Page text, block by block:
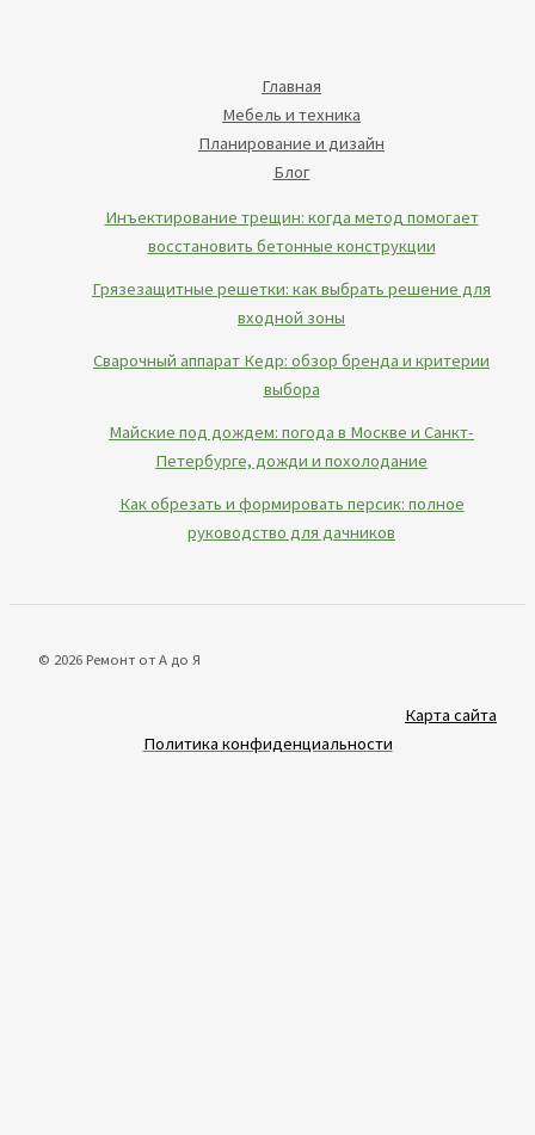
Главная
Мебель и техника
Планирование и дизайн
Блог
Инъектирование трещин: когда метод помогает
восстановить бетонные конструкции
Грязезащитные решетки: как выбрать решение для
входной зоны
Сварочный аппарат Кедр: обзор бренда и критерии
выбора
Майские под дождем: погода в Москве и Санкт-
Петербурге, дожди и похолодание
Как обрезать и формировать персик: полное
руководство для дачников
© 2026 Ремонт от А до Я
Карта сайта
Политика конфиденциальности